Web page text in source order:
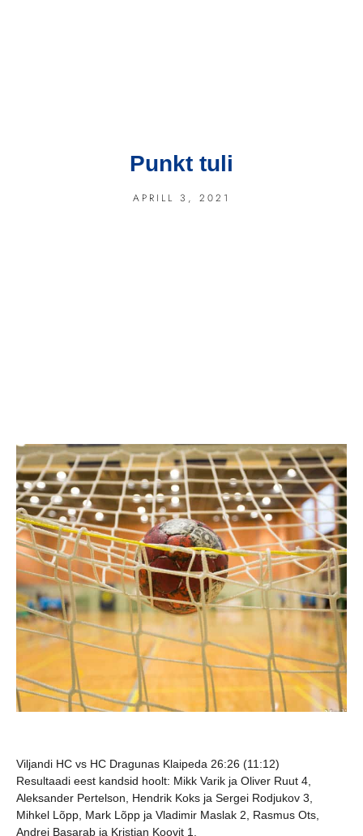
Punkt tuli
APRILL 3, 2021
Viljandi HC vs HC Dragunas Klaipeda 26:26 (11:12)
Resultaadi eest kandsid hoolt: Mikk Varik ja Oliver Ruut 4,
Aleksander Pertelson, Hendrik Koks ja Sergei Rodjukov 3,
Mihkel Lõpp, Mark Lõpp ja Vladimir Maslak 2, Rasmus Ots,
Andrei Basarab ja Kristjan Koovit 1.